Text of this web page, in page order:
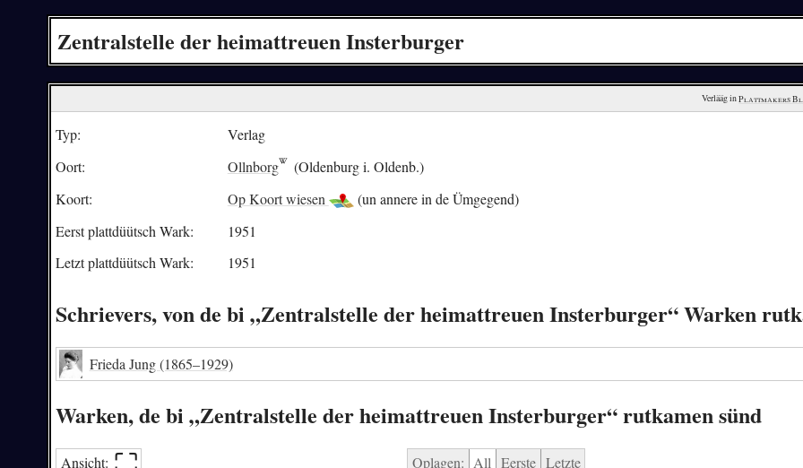
Zentralstelle der heimattreuen Insterburger
Verlääg in Plattmakers
Typ:
Verlag
Oort:
Ollnborg
(Oldenburg i. Oldenb.)
Koort:
Op Koort wiesen
(un annere in de Ümgegend)
Eerst plattdüütsch Wark:
1951
Letzt plattdüütsch Wark:
1951
Schrievers, von de bi „Zentralstelle der heimattreuen Insterburger“ Warken
Frieda Jung(1865–1929)
Warken, de bi „Zentralstelle der heimattreuen Insterburger“ rutkamen sünd
Ansicht: Oplagen: All Eerste Letzte